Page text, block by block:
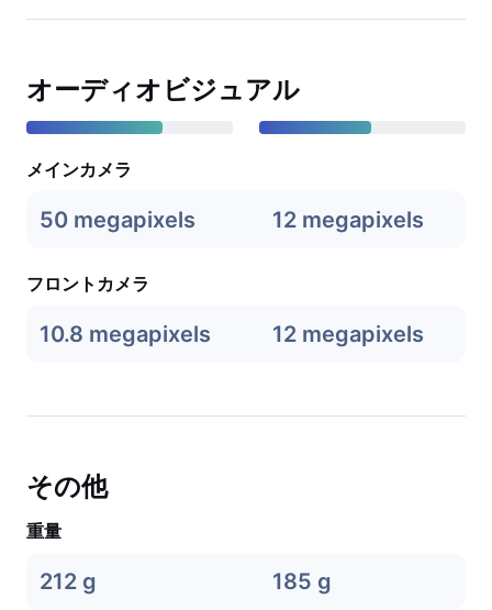
オーディオビジュアル
メインカメラ
50 megapixels 12 megapixels
フロントカメラ
10.8 megapixels 12 megapixels
その他
重量
212 g 185 g